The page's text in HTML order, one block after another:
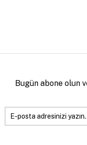
Bugün abone olun